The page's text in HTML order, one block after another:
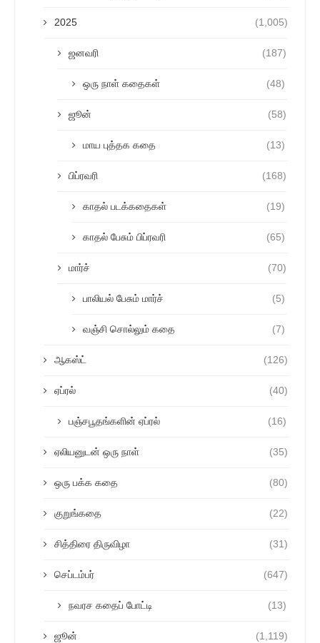
2025 (1,005)
ஜனவரி (187)
ஒரு நாள் கதைகள் (48)
ஜூன் (58)
மாய புத்தக கதை (13)
பிப்ரவரி (168)
காதல் படக்கதைகள் (19)
காதல் பேசும் பிப்ரவரி (65)
மார்ச் (70)
பாலியல் பேசும் மார்ச் (5)
வஞ்சி சொல்லும் கதை (7)
ஆகஸ்ட் (126)
ஏப்ரல் (40)
பஞ்சபூதங்களின் ஏப்ரல் (16)
ஏலியனுடன் ஒரு நாள் (35)
ஒரு பக்க கதை (80)
குறுங்கதை (22)
சித்திரை திருவிழா (31)
செப்டம்பர் (647)
நவரச கதைப் போட்டி (13)
ஜூன் (1,119)